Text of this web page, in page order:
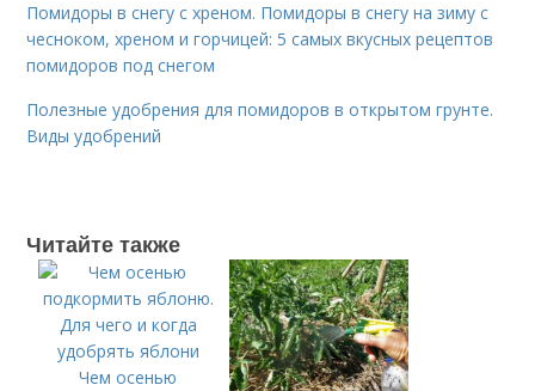
Помидоры в снегу с хреном. Помидоры в снегу на зиму с
чесноком, хреном и горчицей: 5 самых вкусных рецептов
помидоров под снегом
Полезные удобрения для помидоров в открытом грунте.
Виды удобрений
Читайте также
Чем осенью